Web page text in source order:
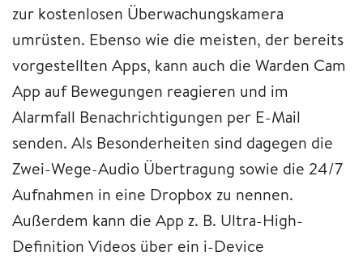
zur kostenlosen Überwachungskamera
umrüsten. Ebenso wie die meisten, der bereits
vorgestellten Apps, kann auch die Warden Cam
App auf Bewegungen reagieren und im
Alarmfall Benachrichtigungen per E-Mail
senden. Als Besonderheiten sind dagegen die
Zwei-Wege-Audio Übertragung sowie die 24/7
Aufnahmen in eine Dropbox zu nennen.
Außerdem kann die App z. B. Ultra-High-
Definition Videos über ein i-Device